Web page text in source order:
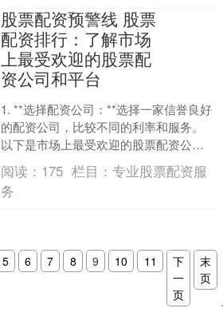
股票配资预警线 股票
配资排行：了解市场
上最受欢迎的股票配
资公司和平台
1. **选择配资公司：**选择一家信誉良好
的配资公司，比较不同的利率和服务。
以下是市场上最受欢迎的股票配资公司
和平台的排行榜： 1. 雪球配资：作为国
内最大....
阅读： 175 栏目：专业股票配资服
务
5 6 7 8 9 10 11
下
一
页
末
页